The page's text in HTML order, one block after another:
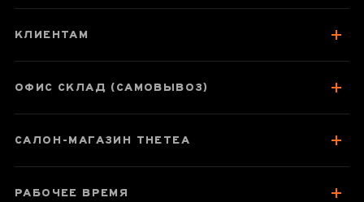
Шу Пуер Ху Бяо
КЛИЕНТАМ
ОФИС СКЛАД (САМОВЫВОЗ)
САЛОН-МАГАЗИН THETEA
РАБОЧЕЕ ВРЕМЯ